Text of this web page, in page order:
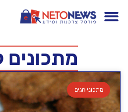
מתכוני חגים